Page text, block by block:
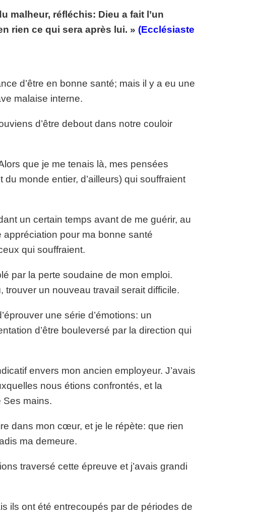
malheur, réfléchis: Dieu a fait l’un
rien ce qui sera après lui. » (Ecclésiaste
d’être en bonne santé; mais il y a eu une
malaise interne.
d’être debout dans notre couloir
que je me tenais là, mes pensées
monde entier, d’ailleurs) qui souffraient
un certain temps avant de me guérir, au
appréciation pour ma bonne santé
qui souffraient.
par la perte soudaine de mon emploi.
trouver un nouveau travail serait difficile.
une série d’émotions: un
d’être bouleversé par la direction qui
envers mon ancien employeur. J’avais
nous étions confrontés, et la
Ses mains.
dans mon cœur, et je le répète: que rien
ma demeure.
traversé cette épreuve et j’avais grandi
ils ont été entrecoupés par de périodes de